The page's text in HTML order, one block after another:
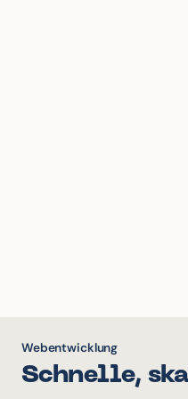
Webentwicklung
Schnelle,